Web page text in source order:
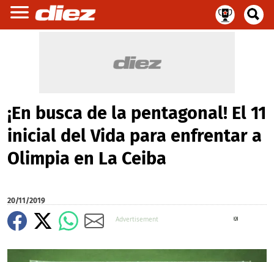
¡En busca de la pentagonal! El 11
inicial del Vida para enfrentar a
Olimpia en La Ceiba
20/11/2019
X